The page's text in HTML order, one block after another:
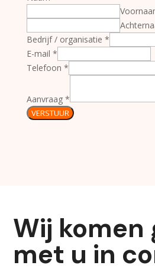
Bedrijf / organisatie *
E-mail *
Telefoon *
Aanvraag *
VERSTUUR
Wij komen
met u in